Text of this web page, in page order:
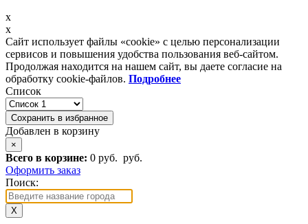
x
x
Сайт использует файлы «cookie» с целью персонализации
сервисов и повышения удобства пользования веб-сайтом.
Продолжая находится на нашем сайт, вы даете согласие на
обработку cookie-файлов. Подробнее
Список
Сохранить в избранное
Добавлен в корзину
×
Всего в корзине: 0 руб. руб.
Оформить заказ
Поиск:
X